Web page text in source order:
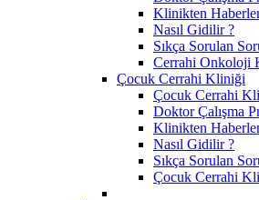
Klinikten
Nasıl Gidilir ?
Sıkça Sorulan
Cerrahi Onkoloji
Çocuk Cerrahi Kliniği
Çocuk Cerrahi
Doktor Çalışma
Klinikten
Nasıl Gidilir ?
Sıkça Sorulan
Çocuk Cerrahi